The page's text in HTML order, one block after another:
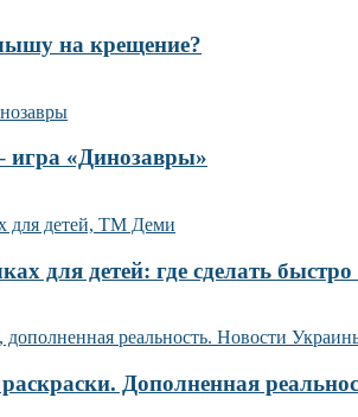
на крещение?
игра «Динозавры»
для детей: где сделать быстро
Дополненная